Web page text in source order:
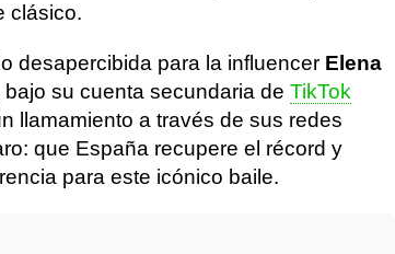
clásico.
desapercibida para la influencer Elena
su cuenta secundaria de TikTok
llamamiento a través de sus redes
que España recupere el récord y
para este icónico baile.